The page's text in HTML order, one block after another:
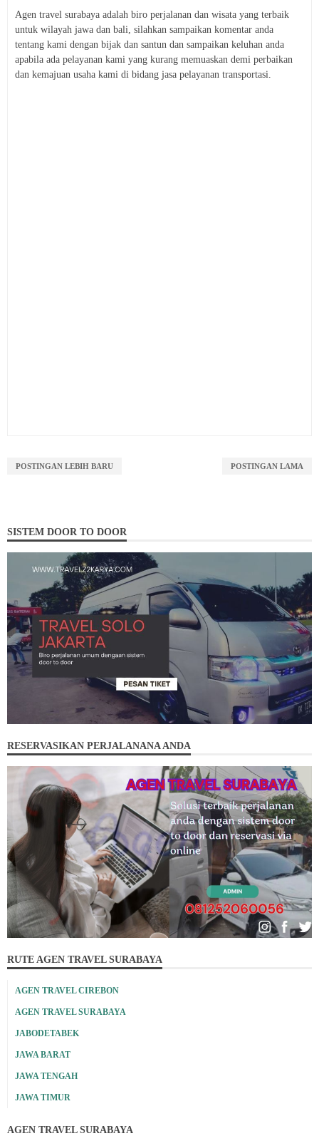
Agen travel surabaya adalah biro perjalanan dan wisata yang terbaik
untuk wilayah jawa dan bali, silahkan sampaikan komentar anda
tentang kami dengan bijak dan santun dan sampaikan keluhan anda
apabila ada pelayanan kami yang kurang memuaskan demi perbaikan
dan kemajuan usaha kami di bidang jasa pelayanan transportasi.
POSTINGAN LEBIH BARU POSTINGAN LAMA
SISTEM DOOR TO DOOR
RESERVASIKAN PERJALANANA ANDA
RUTE AGEN TRAVEL SURABAYA
AGEN TRAVEL CIREBON
AGEN TRAVEL SURABAYA
JABODETABEK
JAWA BARAT
JAWA TENGAH
JAWA TIMUR
AGEN TRAVEL SURABAYA